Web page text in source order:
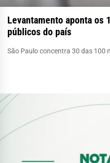
Levantamento aponta os
públicos do país
São Paulo concentra 30 das 100